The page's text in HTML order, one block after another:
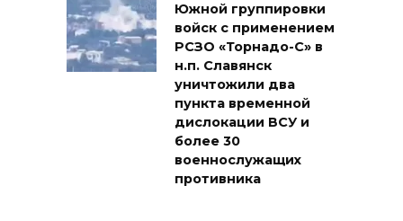
Южной группировки
войск с применением
РСЗО «Торнадо-С» в
н.п. Славянск
уничтожили два
пункта временной
дислокации ВСУ и
более 30
военнослужащих
противника